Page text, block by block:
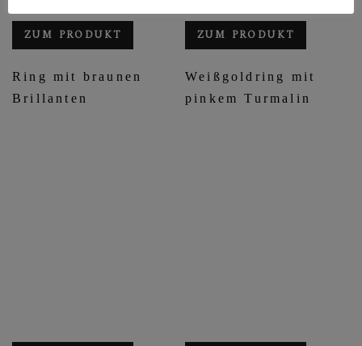
ZUM PRODUKT
Ring mit braunen
Brillanten
ZUM PRODUKT
Weißgoldring mit
pinkem Turmalin